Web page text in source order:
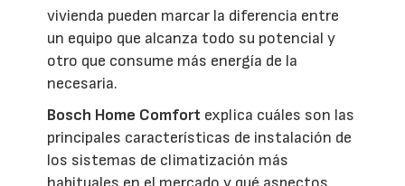
vivienda pueden marcar la diferencia entre
un equipo que alcanza todo su potencial y
otro que consume más energía de la
necesaria.
Bosch Home Comfort explica cuáles son las
principales características de instalación de
los sistemas de climatización más